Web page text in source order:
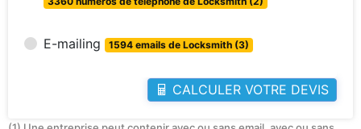
E-mailing 1594 emails de Locksmith (3)
CALCULER VOTRE DEVIS